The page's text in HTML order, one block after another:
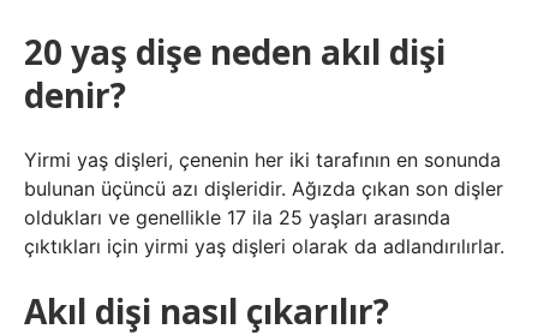
20 yaş dişe neden akıl dişi
denir?
Yirmi yaş dişleri, çenenin her iki tarafının en sonunda
bulunan üçüncü azı dişleridir. Ağızda çıkan son dişler
oldukları ve genellikle 17 ila 25 yaşları arasında
çıktıkları için yirmi yaş dişleri olarak da adlandırılırlar.
Akıl dişi nasıl çıkarılır?